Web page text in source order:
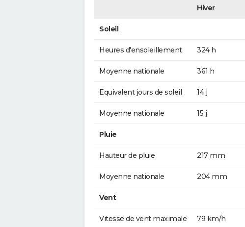
Hiver
Soleil
Heures d'ensoleillement 324 h
Moyenne nationale 361 h
Equivalent jours de soleil 14 j
Moyenne nationale 15 j
Pluie
Hauteur de pluie 217 mm
Moyenne nationale 204 mm
Vent
Vitesse de vent maximale 79 km/h